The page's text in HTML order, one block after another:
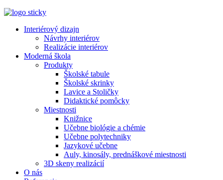
Interiérový dizajn
Návrhy interiérov
Realizácie interiérov
Moderná škola
Produkty
Školské tabule
Školské skrinky
Lavice a Stoličky
Didaktické pomôcky
Miestnosti
Knižnice
Učebne biológie a chémie
Učebne polytechniky
Jazykové učebne
Auly, kinosály, prednáškové miestnosti
3D skeny realizácií
O nás